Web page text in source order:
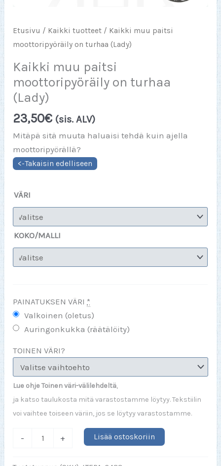
Etusivu / Kaikki tuotteet / Kaikki muu paitsi
moottoripyöräily on turhaa (Lady)
Kaikki muu paitsi
moottoripyöräily on turhaa
(Lady)
23,50€ (sis. ALV)
Mitäpä sitä muuta haluaisi tehdä kuin ajella
moottoripyörällä?
VÄRI
KOKO/MALLI
PAINATUKSEN VÄRI *
Valkoinen (oletus)
Auringonkukka (räätälöity)
TOINEN VÄRI?
Lue ohje Toinen väri-välilehdeltä,
ja katso taulukosta mitä varastostamme löytyy. Tekstiilin
voi vaihtee toiseen väriin, jos se löytyy varastostamme.
- + Lisää ostoskoriin